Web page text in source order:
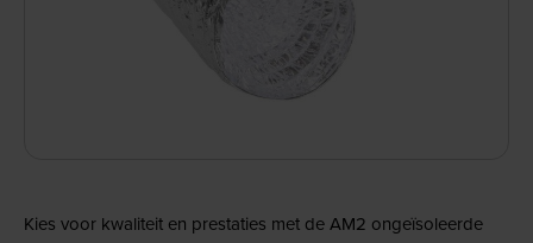
Kies voor kwaliteit en prestaties met de AM2 ongeïsoleerde